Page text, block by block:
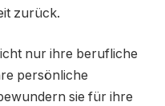
zurück.
nur ihre berufliche
persönliche
sie für ihre